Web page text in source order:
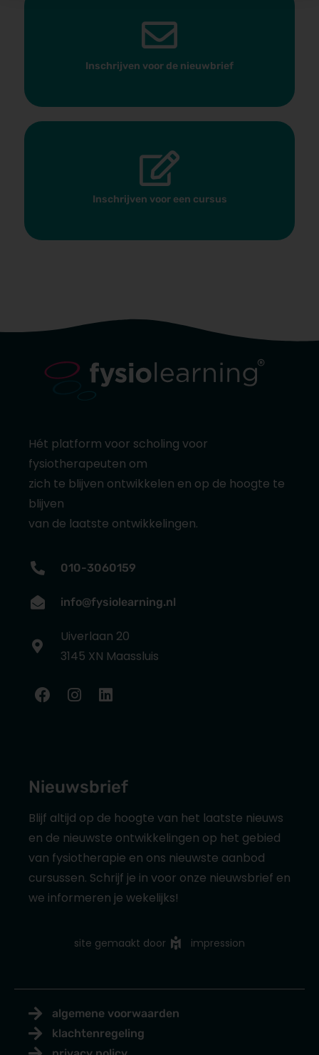
Inschrijven voor de nieuwbrief
Inschrijven voor een cursus
Hét platform voor scholing voor
fysiotherapeuten om
zich te blijven ontwikkelen en op de hoogte te
blijven
van de laatste ontwikkelingen.
010-3060159
info@fysiolearning.nl
Uiverlaan 20
3145 XN Maassluis
Nieuwsbrief
Blijf altijd op de hoogte van het laatste nieuws
en de nieuwste ontwikkelingen op het gebied
van fysiotherapie en ons nieuwste aanbod
cursussen. Schrijf je in voor onze nieuwsbrief en
we informeren je wekelijks!
site gemaakt door impression
algemene voorwaarden
klachtenregeling